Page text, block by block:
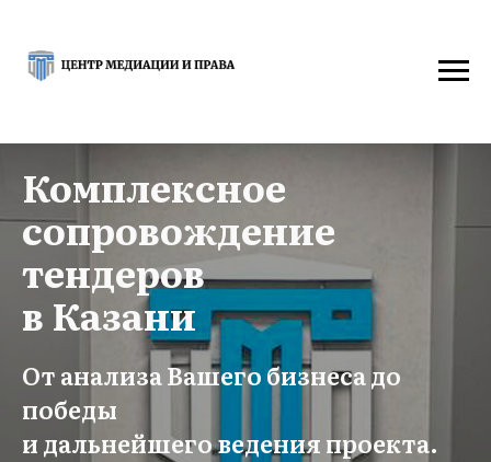
Комплексное
сопровождение
тендеров
в Казани
От анализа Вашего бизнеса до
победы
и дальнейшего ведения проекта.